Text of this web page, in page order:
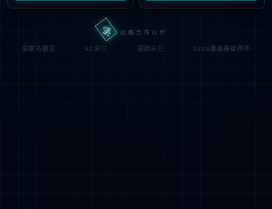
返回网站首页